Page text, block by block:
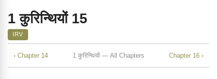
1 कुरिन्थियों 15
IRV
‹ Chapter 14 1 कुरिन्थियों — All Chapters Chapter 16 ›